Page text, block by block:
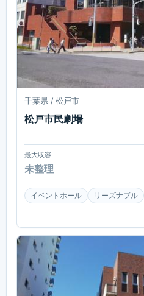
千葉県 / 松戸市
松戸市民劇場
最大収容
未整理
イベントホール リーズナブル